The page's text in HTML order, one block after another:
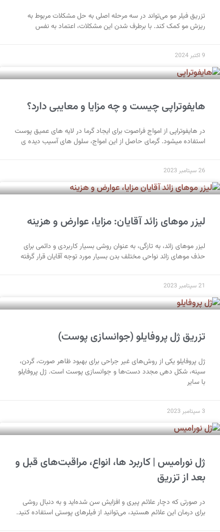
تزریق فیلر مو می‌تواند در سه مرحله اصلی به حل مشکلات مربوط به
ریزش مو کمک کند. با برطرف شدن این مشکلات، اعتماد به نفس
9 اکتبر 2024
هایفوتراپی چیست و چه مزایا و معایبی دارد؟
در هایفوتراپی از امواج فراصوت برای ایجاد گرما در لایه های عمیق پوست
استفاده میشود. گرمای حاصل از این امواج، سلول های آسیب دیده ی
26 سپتامبر 2023
لیزر موهای زائد آقایان: مزایا، عوارض و هزینه
لیزر موهای زائد، به تازگی، به عنوان روشی بسیار کاربردی و دائمی برای
حذف موهای زائد نواحی مختلف بدن بسیار مورد توجه آقایان قرار گرفته
21 سپتامبر 2023
تزریق ژل پروفایلو (جوانسازی پوست)
ژل پروفایلو یکی از روش‌های غیر جراحی برای بهبود ظاهر صورت، گردن،
سینه، شکل‌ دهی مجدد دست‌ها و جوانسازی پوست است. ژل پروفایلو
با سایر
3 سپتامبر 2023
ژل نورامیس | کاربرد ها، انواع، مراقبت‌های قبل و
بعد از تزریق
در صورتی‌ که دچار علائم پیری و افزایش سن شده‌اید و به دنبال روشی
برای درمان این علائم هستید، می‌توانید از فیلرهای پوستی استفاده کنید.